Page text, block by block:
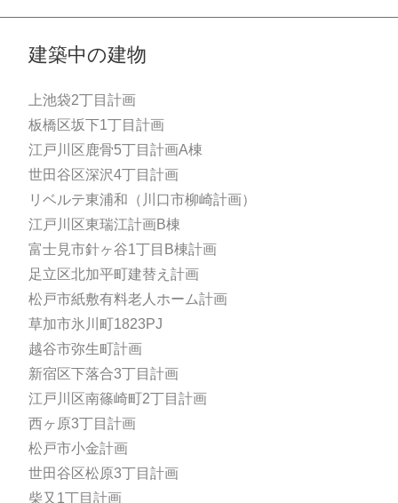
建築中の建物
上池袋2丁目計画
板橋区坂下1丁目計画
江戸川区鹿骨5丁目計画A棟
世田谷区深沢4丁目計画
リベルテ東浦和（川口市柳崎計画）
江戸川区東瑞江計画B棟
富士見市針ヶ谷1丁目B棟計画
足立区北加平町建替え計画
松戸市紙敷有料老人ホーム計画
草加市氷川町1823PJ
越谷市弥生町計画
新宿区下落合3丁目計画
江戸川区南篠崎町2丁目計画
西ヶ原3丁目計画
松戸市小金計画
世田谷区松原3丁目計画
柴又1丁目計画